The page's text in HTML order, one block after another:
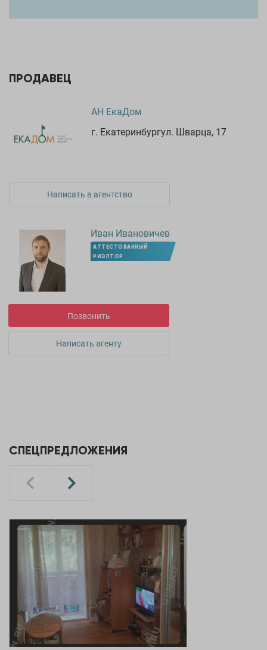
ПРОДАВЕЦ
АН ЕкаДом
г. Екатеринбургул. Шварца, 17
Написать в агентство
Иван Ивановичев
АТТЕСТОВАННЫЙ
РИЭЛТОР
Позвонить
Написать агенту
СПЕЦПРЕДЛОЖЕНИЯ